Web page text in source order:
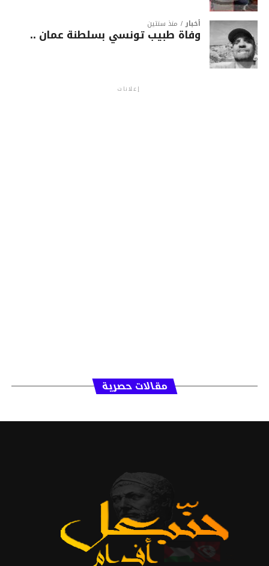
أخبار منذ سنتين
وفاة طبيب تونسي بسلطنة عمان ..
إعلانات
مقالات حصرية